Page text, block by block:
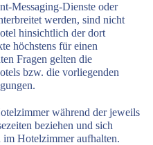
Messaging-Dienste oder
werden, sind nicht
hinsichtlich der dort
höchstens für einen
Fragen gelten die
bzw. die vorliegenden
während der jeweils
beziehen und sich
Hotelzimmer aufhalten.